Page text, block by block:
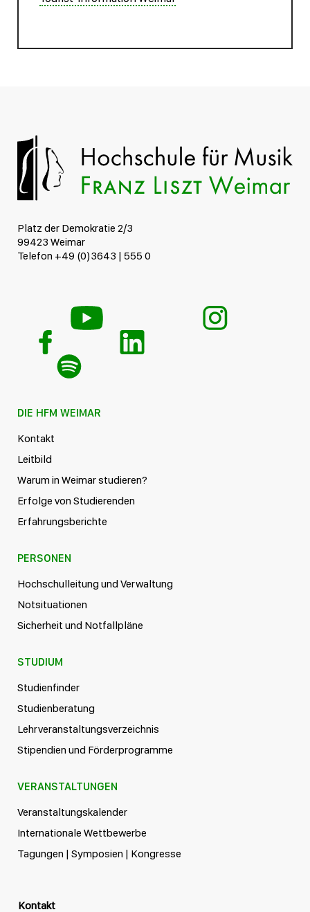
Platz der Demokratie 2/3
99423 Weimar
Telefon +49 (0)3643 | 555 0
DIE HFM WEIMAR
Kontakt
Leitbild
Warum in Weimar studieren?
Erfolge von Studierenden
Erfahrungsberichte
PERSONEN
Hochschulleitung und Verwaltung
Notsituationen
Sicherheit und Notfallpläne
STUDIUM
Studienfinder
Studienberatung
Lehrveranstaltungsverzeichnis
Stipendien und Förderprogramme
VERANSTALTUNGEN
Veranstaltungskalender
Internationale Wettbewerbe
Tagungen | Symposien | Kongresse
Kontakt